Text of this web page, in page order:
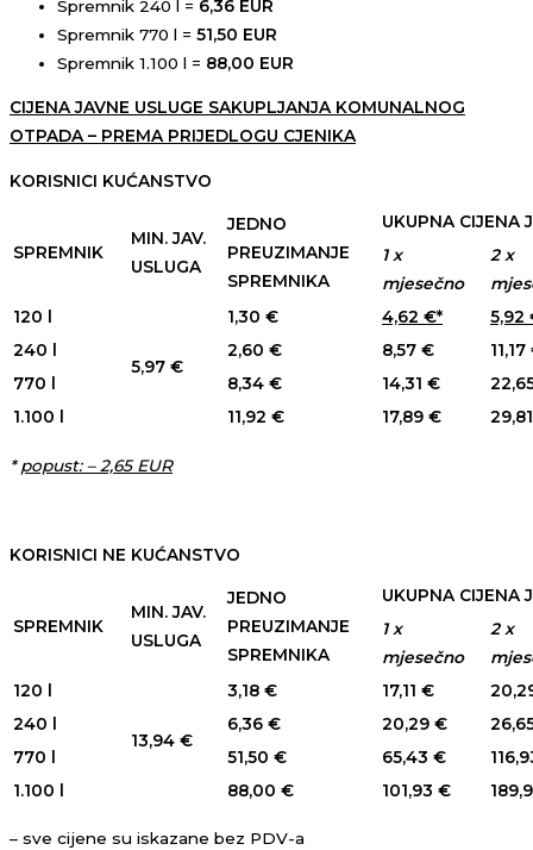
Spremnik 240 l = 6,36 EUR
Spremnik 770 l = 51,50 EUR
Spremnik 1.100 l = 88,00 EUR
CIJENA JAVNE USLUGE SAKUPLJANJA KOMUNALNOG
OTPADA – PREMA PRIJEDLOGU CJENIKA
KORISNICI KUĆANSTVO
SPREMNIK
MIN. JAV.
USLUGA
JEDNO
PREUZIMANJE
SPREMNIKA
UKUPNA CIJENA
1 x
mjesečno
2 x
120 l
5,97 €
1,30 € 4,62 €*
5,92
240 l
2,60 € 8,57 €
770 l
8,34 € 14,31 €
1.100 l
11,92 € 17,89 €
*popust: – 2,65 EUR
KORISNICI NE KUĆANSTVO
SPREMNIK
MIN. JAV.
USLUGA
JEDNO
PREUZIMANJE
SPREMNIKA
UKUPNA CIJENA
1 x
mjesečno
2 x
120 l
13,94 €
3,18 € 17,11 €
240 l
6,36 € 20,29 €
770 l
51,50 € 65,43 €
1.100 l
88,00 € 101,93 €
– sve cijene su iskazane bez PDV-a